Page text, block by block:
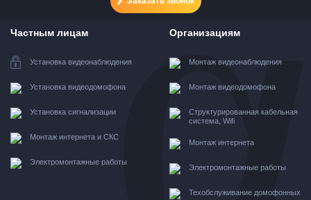
Частным лицам
Установка видеонаблюдения
Установка видеодомофона
Установка сигнализации
Монтаж интернета и СКС
Электромонтажные работы
Организациям
Монтаж видеонаблюдения
Монтаж видеодомофона
Структурированная кабельная
система, Wifi
Монтаж интернета
Электромонтажные работы
Техобслуживание домофонных